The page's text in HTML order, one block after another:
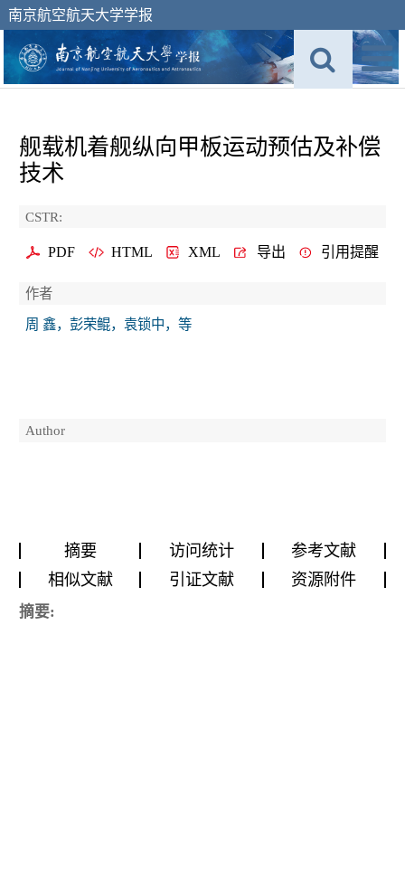
南京航空航天大学学报
舰载机着舰纵向甲板运动预估及补偿
技术
CSTR:
PDF HTML XML 导出 引用提醒
作者
周 鑫，彭荣鲲，袁锁中，等
Author
摘要 访问统计
参考文献
相似文献
引证文献 资源附件
摘要: